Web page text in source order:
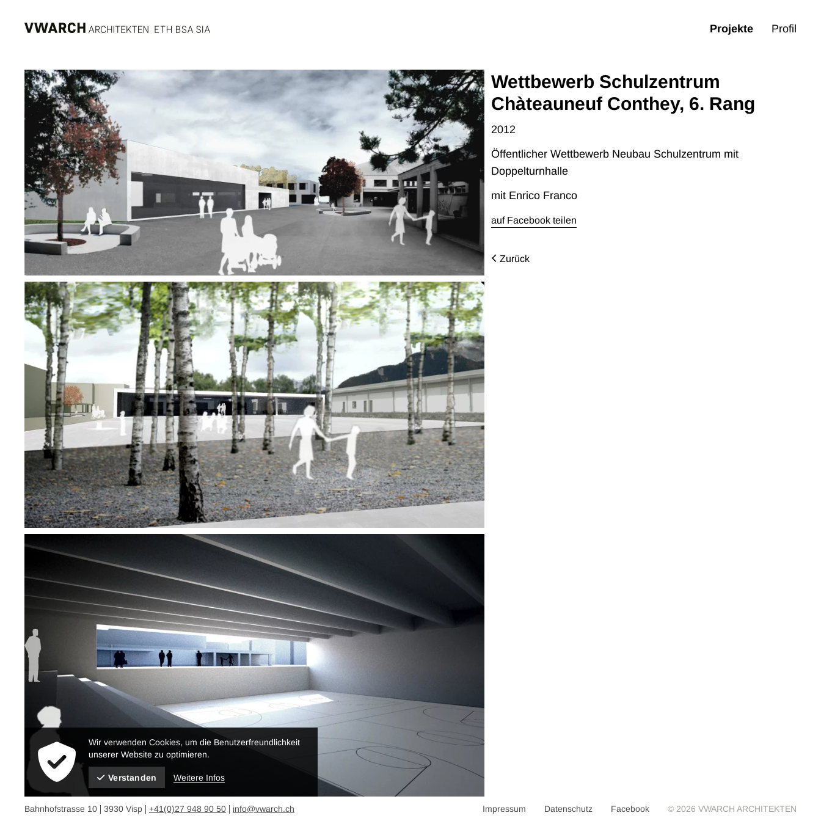
Projekte Profil
Wettbewerb Schulzentrum
Chàteauneuf Conthey, 6. Rang
2012
Öffentlicher Wettbewerb Neubau Schulzentrum mit
Doppelturnhalle
mit Enrico Franco
auf Facebook teilen
Zurück
Bahnhofstrasse 10 3930 Visp +41(0)27 948 90 50 info@vwarch.ch Impressum Datenschutz Facebook © 2026 VWARCH ARCHITEKTEN
Wir verwenden Cookies, um die Benutzerfreundlichkeit
unserer Website zu optimieren.
Verstanden Weitere Infos